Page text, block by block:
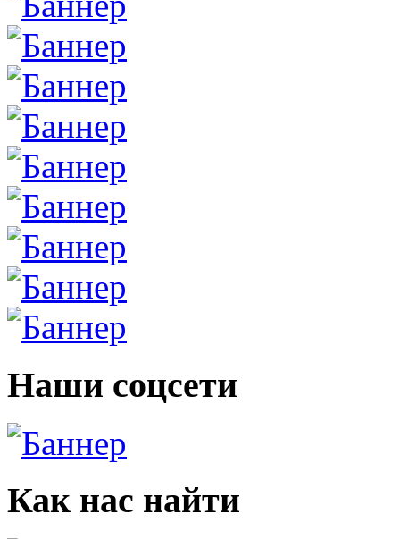
Наши соцсети
Как нас найти